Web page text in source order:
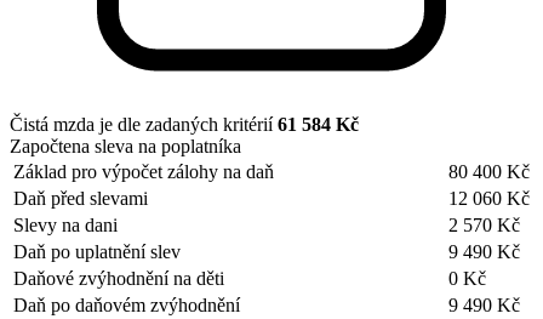
Čistá mzda je dle zadaných kritérií61 584 Kč
Započtena sleva na poplatníka
Základ pro výpočet zálohy na daň
80 400 Kč
Daň před slevami
12 060 Kč
Slevy na dani
2 570 Kč
Daň po uplatnění slev
9 490 Kč
Daňové zvýhodnění na děti
0 Kč
Daň po daňovém zvýhodnění
9 490 Kč